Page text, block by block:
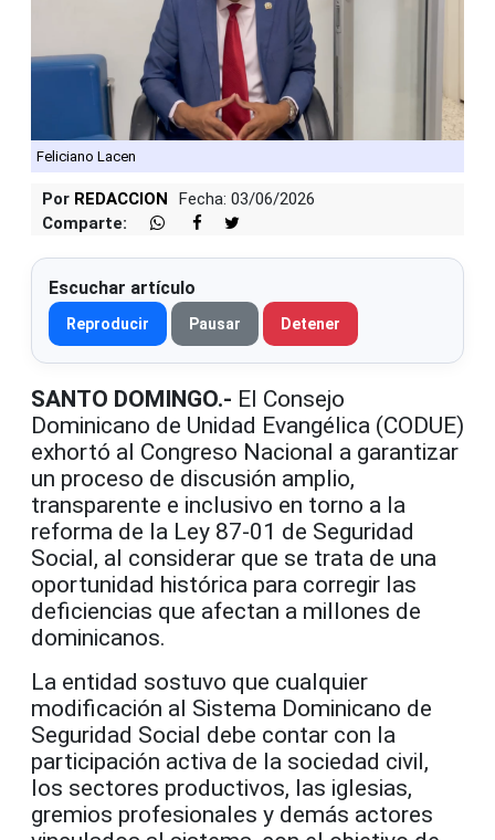
Feliciano Lacen
Por REDACCION
Fecha: 03/06/2026
Comparte:
Escuchar artículo
Reproducir Pausar Detener
SANTO DOMINGO.- El Consejo
Dominicano de Unidad Evangélica (CODUE)
exhortó al Congreso Nacional a garantizar
un proceso de discusión amplio,
transparente e inclusivo en torno a la
reforma de la Ley 87-01 de Seguridad
Social, al considerar que se trata de una
oportunidad histórica para corregir las
deficiencias que afectan a millones de
dominicanos.
La entidad sostuvo que cualquier
modificación al Sistema Dominicano de
Seguridad Social debe contar con la
participación activa de la sociedad civil,
los sectores productivos, las iglesias,
gremios profesionales y demás actores